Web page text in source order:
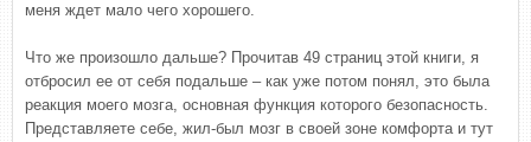
меня ждет мало чего хорошего.
Что же произошло дальше? Прочитав 49 страниц этой книги, я
отбросил ее от себя подальше – как уже потом понял, это была
реакция моего мозга, основная функция которого безопасность.
Представляете себе, жил-был мозг в своей зоне комфорта и тут